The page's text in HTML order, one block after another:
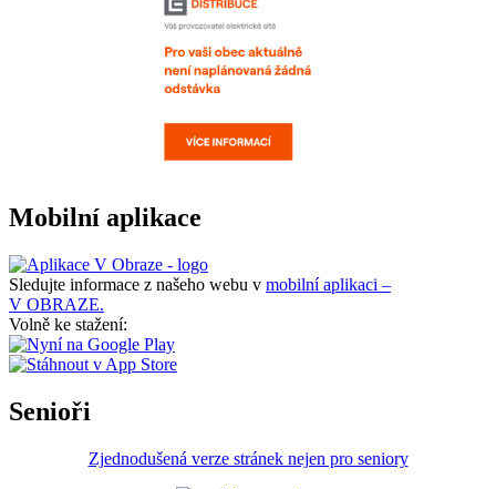
Mobilní aplikace
Sledujte informace z našeho webu v mobilní aplikaci –
V OBRAZE.
Volně ke stažení:
Senioři
Zjednodušená verze stránek nejen pro seniory